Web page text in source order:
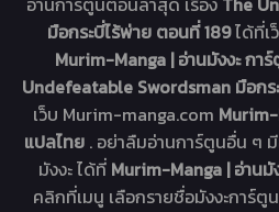
มือกระบี่ไร้พ่าย ตอนที่ 189ได้ที่
Murim-Manga | อ่านมังงะ กา
Undefeatable Swordsman มือกร
เว็บ Murim-manga.com Murim-
แปลไทย . อย่าลืมอ่านการ์ตูนอื่น ๆ
มังงะ ได้ที่ Murim-Manga | อ่าน
คลิกที่เมนู เลือกรายชื่อมังงะการ์ตู